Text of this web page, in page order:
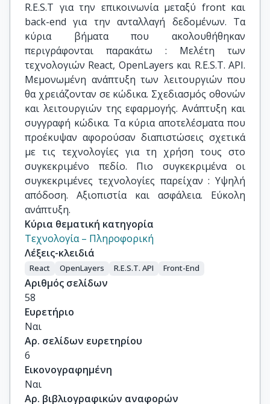
R.E.S.T για την επικοινωνία μεταξύ front και
back-end για την ανταλλαγή δεδομένων. Τα
κύρια βήματα που ακολουθήθηκαν
περιγράφονται παρακάτω : Μελέτη των
τεχνολογιών React, OpenLayers και R.E.S.T. API.
Μεμονωμένη ανάπτυξη των λειτουργιών που
θα χρειάζονταν σε κώδικα. Σχεδιασμός οθονών
και λειτουργιών της εφαρμογής. Ανάπτυξη και
συγγραφή κώδικα. Τα κύρια αποτελέσματα που
προέκυψαν αφορούσαν διαπιστώσεις σχετικά
με τις τεχνολογίες για τη χρήση τους στο
συγκεκριμένο πεδίο. Πιο συγκεκριμένα οι
συγκεκριμένες τεχνολογίες παρείχαν : Υψηλή
απόδοση. Αξιοπιστία και ασφάλεια. Εύκολη
ανάπτυξη.
Κύρια θεματική κατηγορία
Τεχνολογία – Πληροφορική
Λέξεις-κλειδιά
React OpenLayers R.E.S.T. API Front-End
Αριθμός σελίδων
58
Ευρετήριο
Ναι
Αρ. σελίδων ευρετηρίου
6
Εικονογραφημένη
Ναι
Αρ. βιβλιογραφικών αναφορών